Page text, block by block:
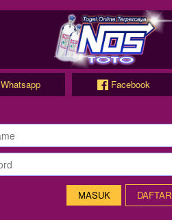
Whatsapp Facebook
DAFTAR